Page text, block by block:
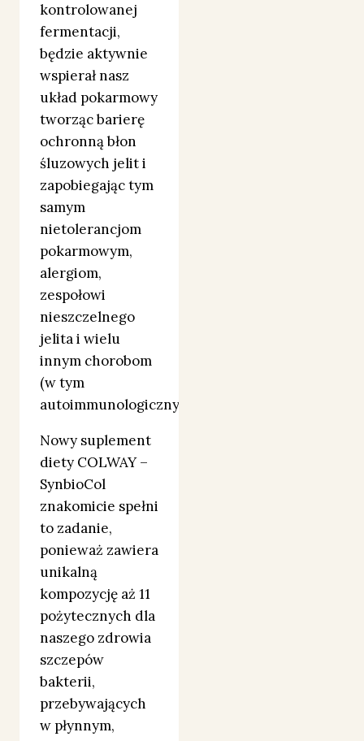
kontrolowanej
fermentacji,
będzie aktywnie
wspierał nasz
układ pokarmowy
tworząc barierę
ochronną błon
śluzowych jelit i
zapobiegając tym
samym
nietolerancjom
pokarmowym,
alergiom,
zespołowi
nieszczelnego
jelita i wielu
innym chorobom
(w tym
autoimmunologicznym).
Nowy suplement
diety COLWAY –
SynbioCol
znakomicie spełni
to zadanie,
ponieważ zawiera
unikalną
kompozycję aż 11
pożytecznych dla
naszego zdrowia
szczepów
bakterii,
przebywających
w płynnym,